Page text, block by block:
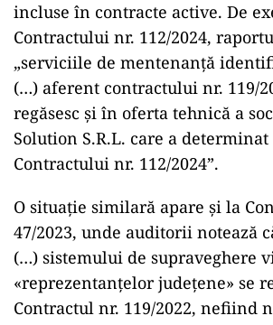
incluse în contracte active. De
Contractului nr. 112/2024,
„serviciile de mentenanţă
(…) aferent contractului nr. 119/
regăsesc şi în oferta tehnică a
Solution S.R.L. care a
Contractului nr. 112/2024”.
O situație similară apare și la
47/2023, unde auditorii notează
(…) sistemului de supraveghere
«reprezentanţelor judeţene» se
Contractul nr. 119/2022, nefiind